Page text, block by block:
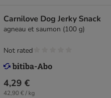
Carnilove Dog Jerky Snack
agneau et saumon (100 g)
4,29 €
42,90 € / kg
Not rated